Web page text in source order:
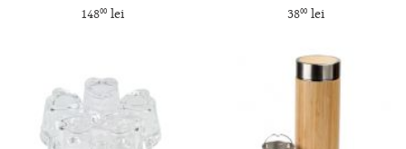
14800 lei
3800lei